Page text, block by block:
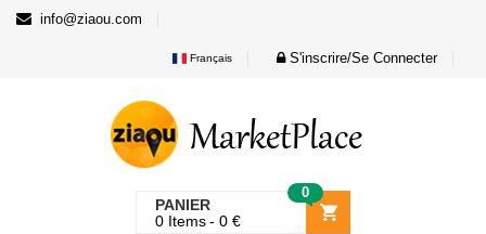
info@ziaou.com
Français S'inscrire/Se Connecter
PANIER
0
0 Items 0 €